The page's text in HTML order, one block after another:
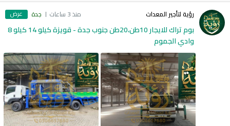
رؤية لتأجير المعدات منذ 3 ساعات جدة عرض
بوم تراك للايجار 10طن،20طن جنوب جدة - قويزة كيلو 14 كيلو 8
وادي الجموم